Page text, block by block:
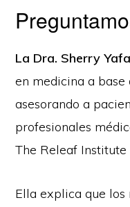
La Dra. Sherry
en medicina a base
asesorando a
profesionales
The Releaf
Ella explica que los